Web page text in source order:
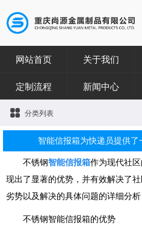
网站首页 关于我们
定制流程 新闻中心
分类列表
智能信报箱为快递员提供
不锈钢智能信报箱作为现代社
现出了显著的优势，并有效解决了
劣势以及解决的具体问题的详细分析
不锈钢智能信报箱的优势